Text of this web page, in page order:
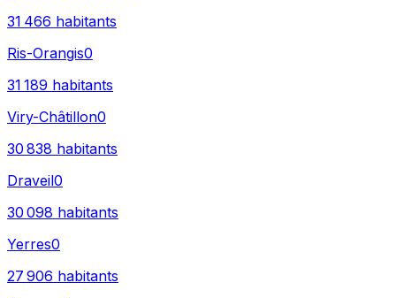
31 466 habitants
Ris-Orangis0
31 189 habitants
Viry-Châtillon0
30 838 habitants
Draveil0
30 098 habitants
Yerres0
27 906 habitants